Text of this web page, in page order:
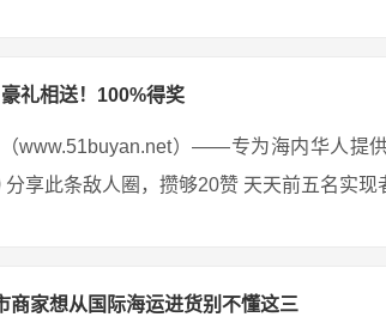
礼相送！100%得奖
www.51buyan.net）——专为海内华人提
分享此条敌人圈，攒够20赞 天天前五名实
商家想从国际海运进货别不懂这三